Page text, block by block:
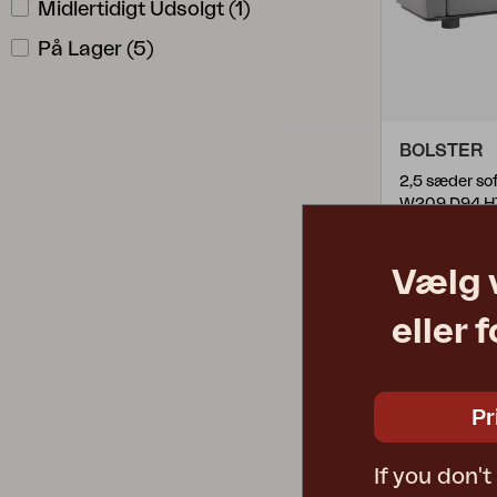
Midlertidigt Udsolgt (1)
På Lager (5)
BOLSTER
W209 D94
7002-73-787
Vælg
eller
If you